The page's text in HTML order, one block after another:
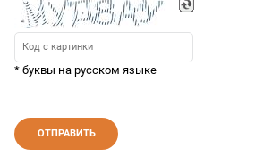
* буквы на русском языке